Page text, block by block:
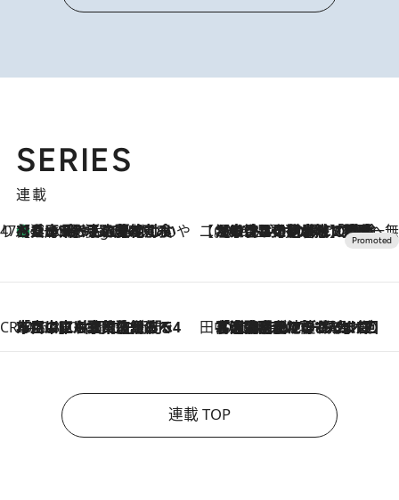
SERIES
連載
47都道府県の手みやげ ひんやりスイーツで夏を満喫
4 Hours Ago
【兵庫県】この夏絶対食べたい 冷やしておいしいおやつ3選 淡路島の恵みをジェラートに集約 【CREA×星野リゾート】唯一無二。癒しと発見が待つ場所へ
2026.8.7
【トンボの足水浴】ヒノキの香りに包まれて涼感マックス！約13℃の湧水かけ流しを避暑地「星野温泉 トンボの湯」で体験
CREA'S CHOICE
2026.8.7
「立川にも歌舞伎があるんだよ」 片岡仁左衛門・市川中車ら豪華座組みで4年目の立川立飛歌舞伎へ 田中稲の勝手に再ブーム
2026.8.7
「湘南乃風に憧れて」観客大盛上がりの“タオル回し”に、ラッパー顔負けの高速歌唱まで…さだまさし（74）のアグレッシブすぎる現在地
連載 TOP